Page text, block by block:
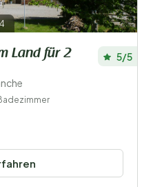
Land für 2
5/5